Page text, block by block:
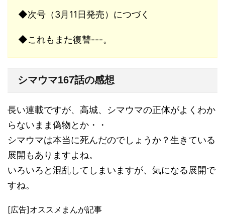
◆次号（3月11日発売）につづく
◆これもまた復讐---。
シマウマ167話の感想
長い連載ですが、高城、シマウマの正体がよくわか
らないまま偽物とか・・
シマウマは本当に死んだのでしょうか？生きている
展開もありますよね。
いろいろと混乱してしまいますが、気になる展開で
すね。
[広告]オススメまんが記事